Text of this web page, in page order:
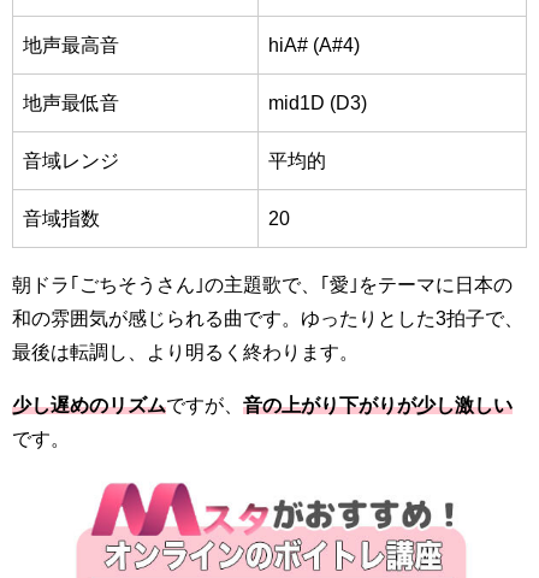
地声最高音 hiA# (A#4)
地声最低音 mid1D (D3)
音域レンジ 平均的
音域指数 20
朝ドラ｢ごちそうさん｣の主題歌で、｢愛｣をテーマに日本の
和の雰囲気が感じられる曲です。ゆったりとした3拍子で、
最後は転調し、より明るく終わります。
少し遅めのリズムですが、 音の上がり下がりが少し激しい
です。